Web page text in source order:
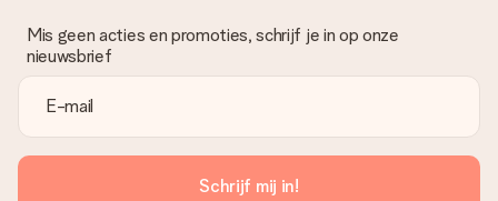
Mis geen acties en promoties, schrijf je in op onze
nieuwsbrief
Schrijf mij in!